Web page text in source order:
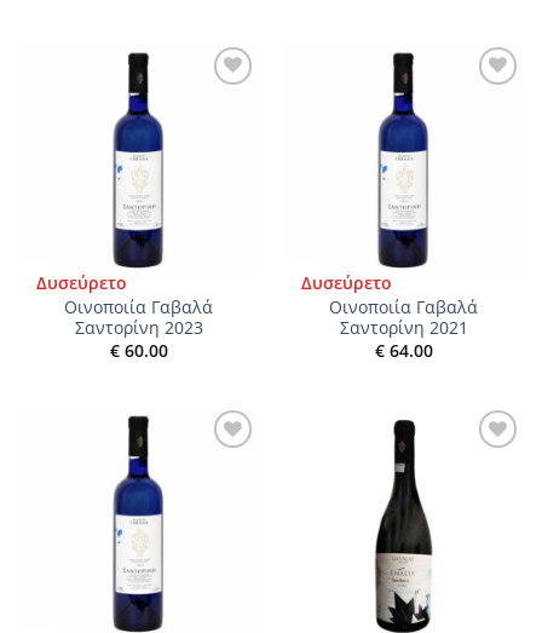
Δυσεύρετο
Οινοποιία Γαβαλά
Σαντορίνη 2023
€60.00
Δυσεύρετο
Οινοποιία Γαβαλά
Σαντορίνη 2021
€64.00